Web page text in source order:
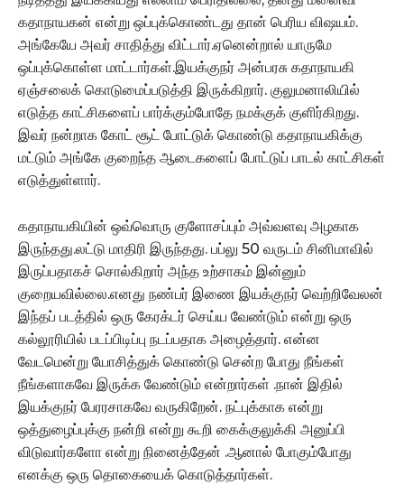
கதாநாயகன் என்று ஒப்புக்கொண்டது தான் பெரிய விஷயம்.
அங்கேயே அவர் சாதித்து விட்டார்.ஏனென்றால் யாருமே
ஒப்புக்கொள்ள மாட்டார்கள்.இயக்குநர் அன்பரசு கதாநாயகி
ஏஞ்சலைக் கொடுமைப்படுத்தி இருக்கிறார். குலுமனாலியில்
எடுத்த காட்சிகளைப் பார்க்கும்போதே நமக்குக் குளிர்கிறது.
இவர் நன்றாக கோட் சூட் போட்டுக் கொண்டு கதாநாயகிக்கு
மட்டும் அங்கே குறைந்த ஆடைகளைப் போட்டுப் பாடல் காட்சிகள்
எடுத்துள்ளார்.
கதாநாயகியின் ஒவ்வொரு குளோசப்பும் அவ்வளவு அழகாக
இருந்தது.லட்டு மாதிரி இருந்தது. பப்லு 50 வருடம் சினிமாவில்
இருப்பதாகச் சொல்கிறார் அந்த உற்சாகம் இன்னும்
குறையவில்லை.எனது நண்பர் இணை இயக்குநர் வெற்றிவேலன்
இந்தப் படத்தில் ஒரு கேரக்டர் செய்ய வேண்டும் என்று ஒரு
கல்லூரியில் படப்பிடிப்பு நடப்பதாக அழைத்தார். என்ன
வேடமென்று யோசித்துக் கொண்டு சென்ற போது நீங்கள்
நீங்களாகவே இருக்க வேண்டும் என்றார்கள் .நான் இதில்
இயக்குநர் பேரரசாகவே வருகிறேன். நட்புக்காக என்று
ஒத்துழைப்புக்கு நன்றி என்று கூறி கைக்குலுக்கி அனுப்பி
விடுவார்களோ என்று நினைத்தேன் .ஆனால் போகும்போது
எனக்கு ஒரு தொகையைக் கொடுத்தார்கள்.